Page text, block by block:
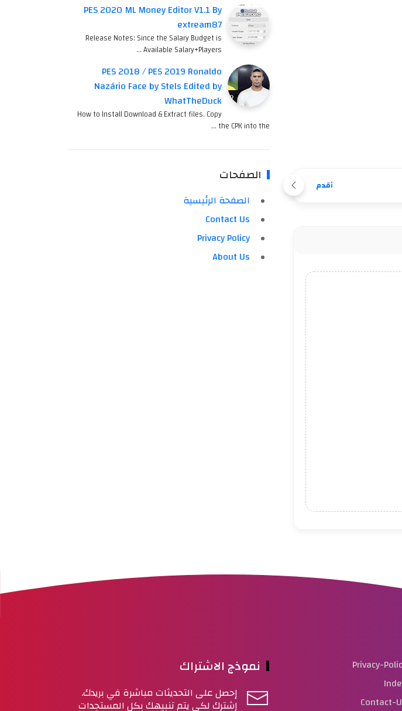
أقدم
PES 2020 ML Money Editor V1.1 By
extream87
Release Notes: Since the Salary Budget is
Available Salary+Players …
PES 2018 / PES 2019 Ronaldo
Nazário Face by Stels Edited by
WhatTheDuck
How to Install Download & Extract files. Copy
the CPK into the …
الصفحات
الصفحة الرئيسية
Contact Us
Privacy Policy
About Us
Privacy-
Contact-
نموذج الاشتراك
إحصل على التحديثات مباشرة في بريدك.
إشترك لكي يتم تنبيهك بكل المستجدات